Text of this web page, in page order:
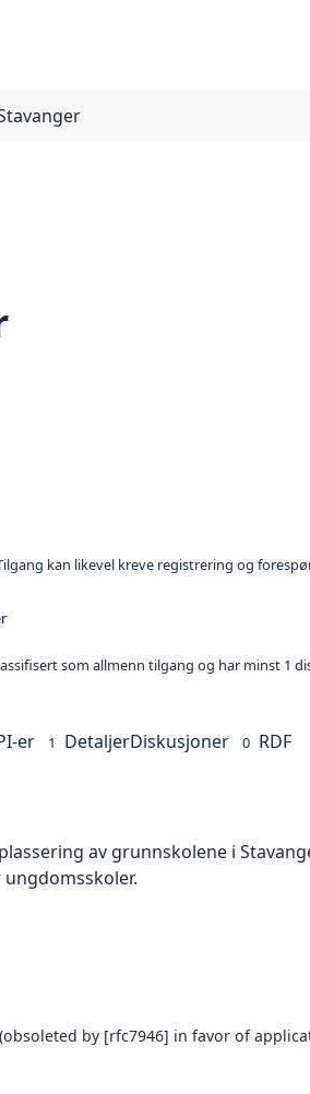
kan likevel kreve registrering og
som allmenn tilgang og har minst 1
er 1 DetaljerDiskusjoner 0 RDF
av grunnskolene i
by [rfc7946] in favor of